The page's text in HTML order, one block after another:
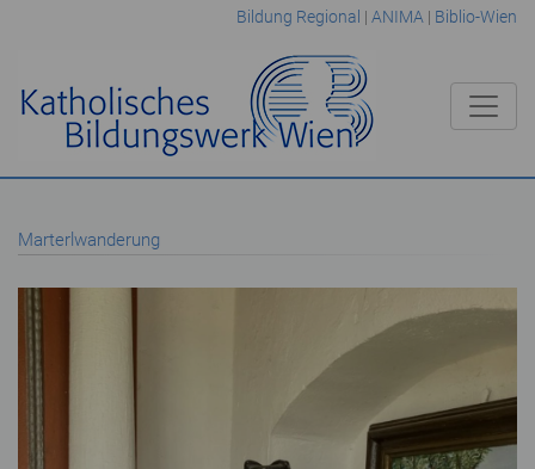
Bildung Regional | ANIMA | Biblio-Wien
Marterlwanderung